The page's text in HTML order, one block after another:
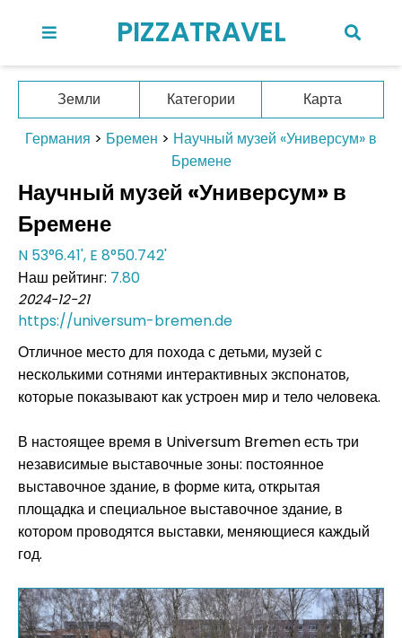
PIZZATRAVEL
Земли Категории
Карта
Германия > Бремен > Научный музей «Универсум» в
Бремене
Научный музей «Универсум» в
Бремене
N 53°6.41', E 8°50.742'
Наш рейтинг: 7.80
2024-12-21
https://universum-bremen.de
Отличное место для похода с детьми, музей с
несколькими сотнями интерактивных экспонатов,
которые показывают как устроен мир и тело человека.
В настоящее время в Universum Bremen есть три
независимые выставочные зоны: постоянное
выставочное здание, в форме кита, открытая
площадка и специальное выставочное здание, в
котором проводятся выставки, меняющиеся каждый
год.